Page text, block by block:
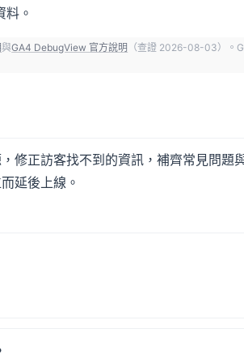
。
與GA4 DebugView 官方說明 （查證 2026-08-03）。
修正訪客找不到的資訊，補齊常見問題
延後上線。